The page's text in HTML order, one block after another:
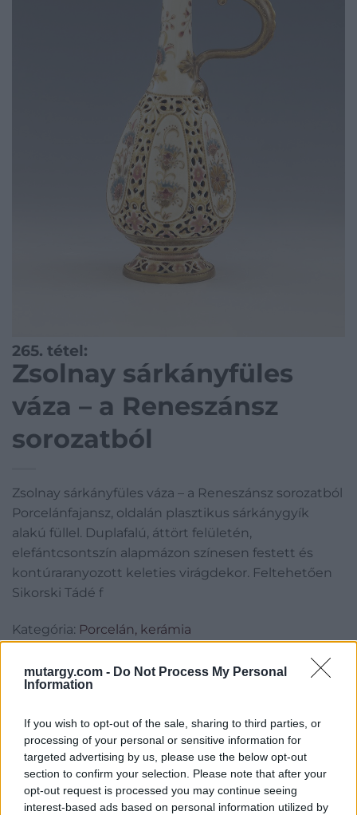
mutargy.com - Do Not Process My Personal
Information
If you wish to opt-out of the sale, sharing to third parties, or
processing of your personal or sensitive information for
targeted advertising by us, please use the below opt-out
section to confirm your selection. Please note that after your
opt-out request is processed you may continue seeing
interest-based ads based on personal information utilized by
265. tétel:
Zsolnay sárkányfüles
váza – a Reneszánsz
sorozatból
Zsolnay sárkányfüles váza – a Reneszánsz sorozatból
Porcelánfajansz, oldalán plasztikus sárkánygyík
alakú füllel. Duplafalú, áttört felületén,
elefántcsontszín alapmázon színesen festett és
kontúraranyozott keleties virágdekor. Feltehetően
Sikorski Tádé f
Kategória: Porcelán, kerámia
Aukció adatai
Aukció neve: 3. ONLINE AUKCIÓ
Aukció dátuma: 2021.10.07
Aukció ideje: 17:00
Aukció helye: BÁV online aukció